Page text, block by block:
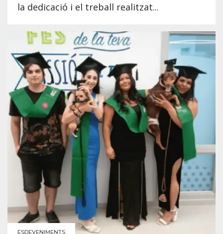
la dedicació i el treball realitzat...
ESDEVENIMENTS